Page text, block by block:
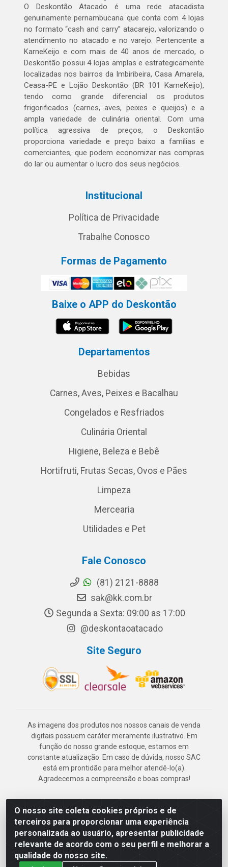
O nosso site coleta cookies próprios e de
terceiros para proporcionar uma experiência
personalizada ao usuário, apresentar publicidade
relevante de acordo com o seu perfil e melhorar a
qualidade do nosso site.
O Deskontão Atacado é uma rede atacadista
genuinamente pernambucana que conta com 4 lojas
no formato “cash and carry” atacarejo, valorizando o
atendimento no atacado e no varejo. Pertencente a
KarneKeijo e com mais de 40 anos de mercado, o
Deskontão possui 4 lojas amplas e estrategicamente
localizadas nos bairros da Imbiribeira, Casa Amarela,
Ceasa-PE e Lojão Deskontão (BR 101 KarneKeijo),
tendo como grande diferencial os produtos
frigorificados (carnes, aves, peixes e queijos) e a
ampla variedade de culinária oriental. Com uma
política agressiva de preços, o Deskontão
proporciona variedade e preço baixo a famílias e
comerciantes, que podem economizar nas compras
do lar ou aumentar o lucro dos seus negócios.
Institucional
Política de Privacidade
Trabalhe Conosco
Formas de Pagamento
Baixe o APP do Deskontão
Departamentos
Bebidas
Carnes, Aves, Peixes e Bacalhau
Congelados e Resfriados
Culinária Oriental
Higiene, Beleza e Bebê
Hortifruti, Frutas Secas, Ovos e Pães
Limpeza
Mercearia
Utilidades e Pet
Fale Conosco
(81) 2121-8888
sak@kk.com.br
Segunda a Sexta: 09:00 as 17:00
@deskontaoatacado
Site Seguro
As imagens dos produtos nos nossos canais de venda
digitais possuem caráter meramente ilustrativo. Em
função do nosso grande estoque, estamos em
constante atualização. Em caso de dúvida, nosso SAC
está em prontidão para melhor atendê-lo(a).
Agradecemos a compreensão e boas compras!
Deskontão Atacado - Av. Marechal Mascarenhas de Morais, 2471 -
Imbiribeira - Recife/PE - CEP 51.150-001 - CNPJ 24.150.377/0003-
57